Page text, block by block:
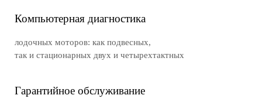
Компьютерная диагностика
лодочных моторов: как подвесных,
так и стационарных двух и четырехтактных
Гарантийное обслуживание